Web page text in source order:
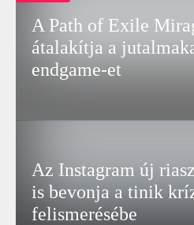
A Path of Exile
átalakítja a
endgame-et
Az Instagram új
is bevonja a tinik
felismerésébe